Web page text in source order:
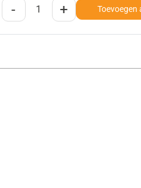
- + Toevoegen